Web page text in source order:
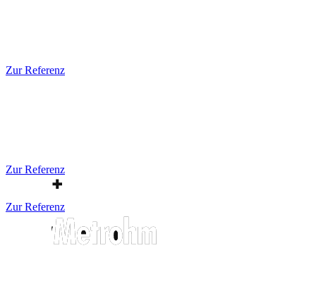
Zur Referenz
Zur Referenz
Zur Referenz